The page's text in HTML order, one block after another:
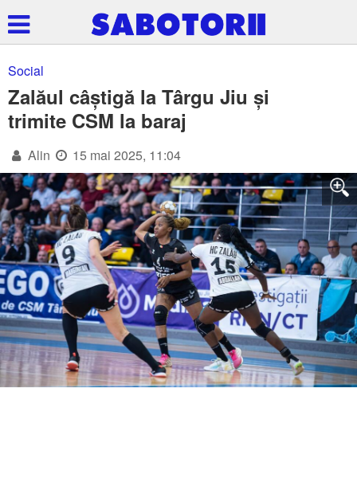
Social
Zalăul câștigă la Târgu Jiu și
trimite CSM la baraj
Alin 15 mai 2025, 11:04